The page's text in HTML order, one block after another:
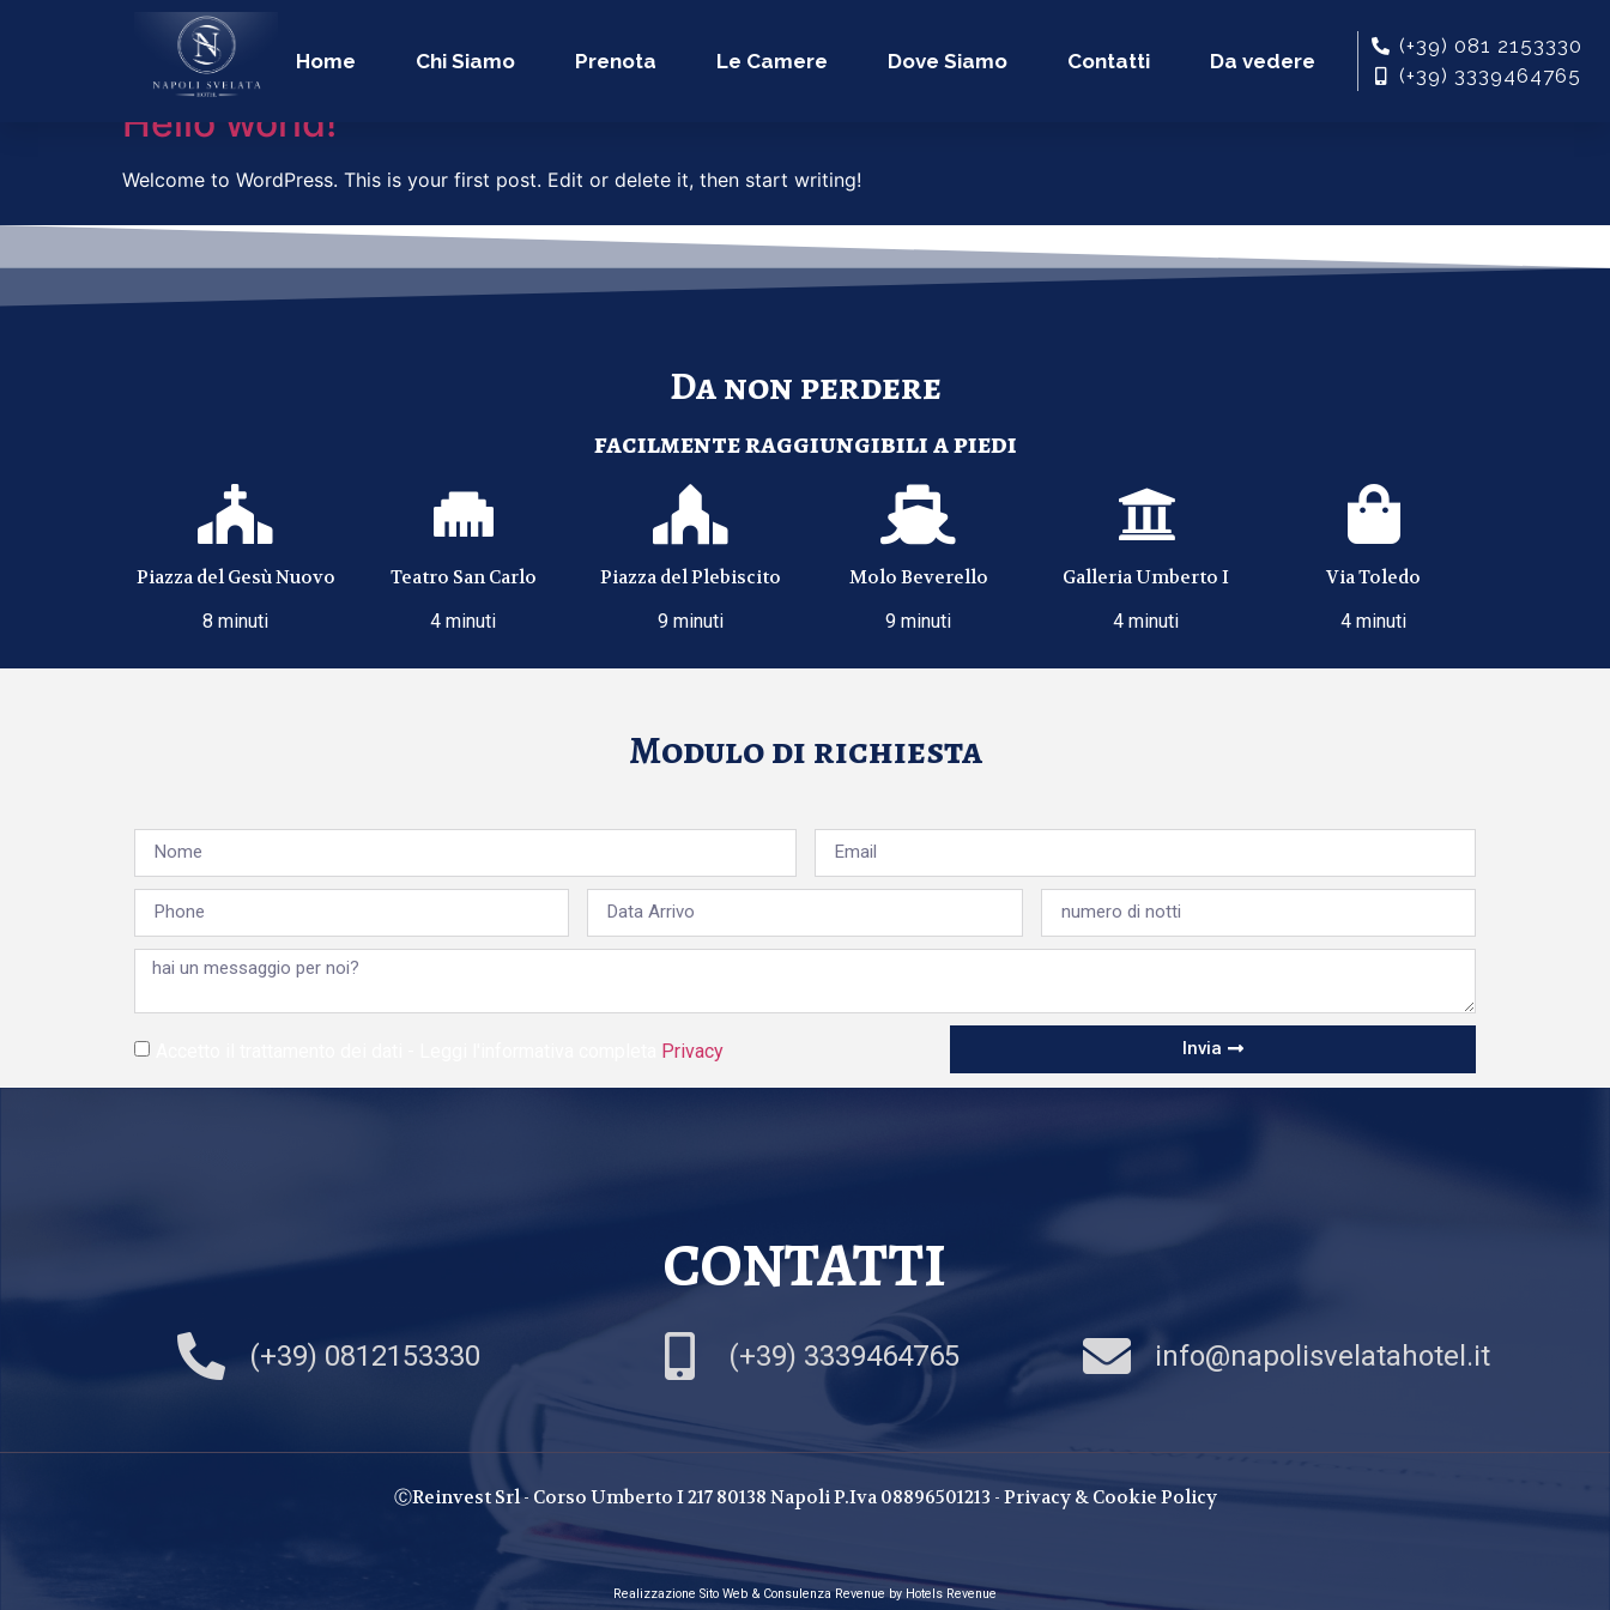
Home Chi Siamo Prenota Le Camere Dove Siamo Contatti Da vedere
(+39) 081 2153330
(+39) 3339464765
Autore:admin
Hello world!
Welcome to WordPress. This is your first post. Edit or delete it, then start writing!
Da non perdere
facilmente raggiungibili a piedi
Piazza del Gesù Nuovo
8 minuti
Teatro San Carlo
4 minuti
Piazza del Plebiscito
9 minuti
Molo Beverello
9 minuti
Galleria Umberto I
4 minuti
Via Toledo
4 minuti
Modulo di richiesta
Privacy Invia
CONTATTI
(+39) 0812153330 (+39) 3339464765 info@napolisvelatahotel.it
ⒸReinvest Srl - Corso Umberto I 217 80138 Napoli P.Iva 08896501213 - Privacy & Cookie Policy
Realizzazione Sito Web & Consulenza Revenue by Hotels Revenue